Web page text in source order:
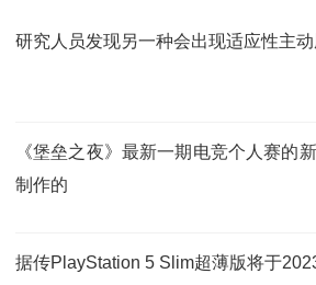
研究人员发现另一种会出现适应性主
《堡垒之夜》最新一期电竞个人赛的
制作的
据传PlayStation 5 Slim超薄版将于